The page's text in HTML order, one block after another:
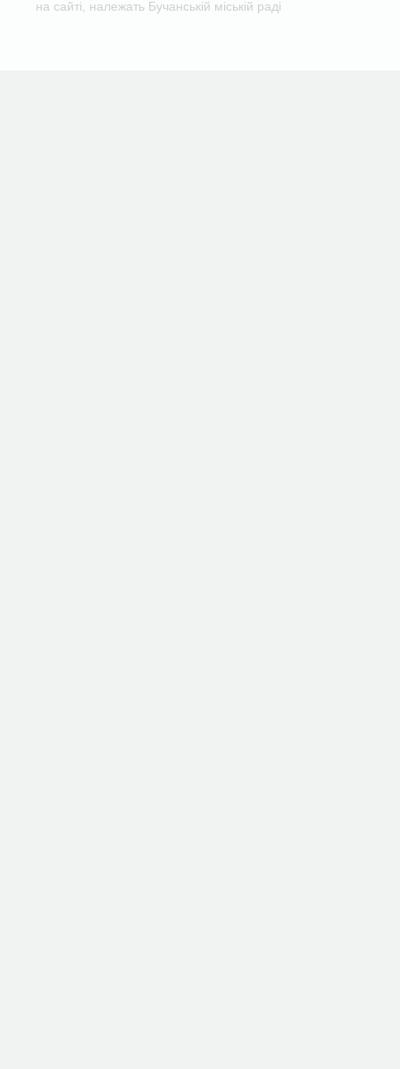
на сайті, належать Бучанській міській раді